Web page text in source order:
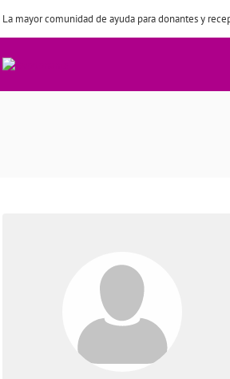
La mayor comunidad de ayuda para donantes y